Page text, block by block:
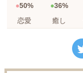
50% 36%
恋愛
癒し